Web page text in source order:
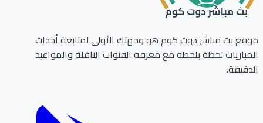
موقع بث مباشر دوت كوم هو وجهتك الأولى لمتابعة أحداث
المباريات لحظة بلحظة مع معرفة القنوات الناقلة والمواعيد
الدقيقة.